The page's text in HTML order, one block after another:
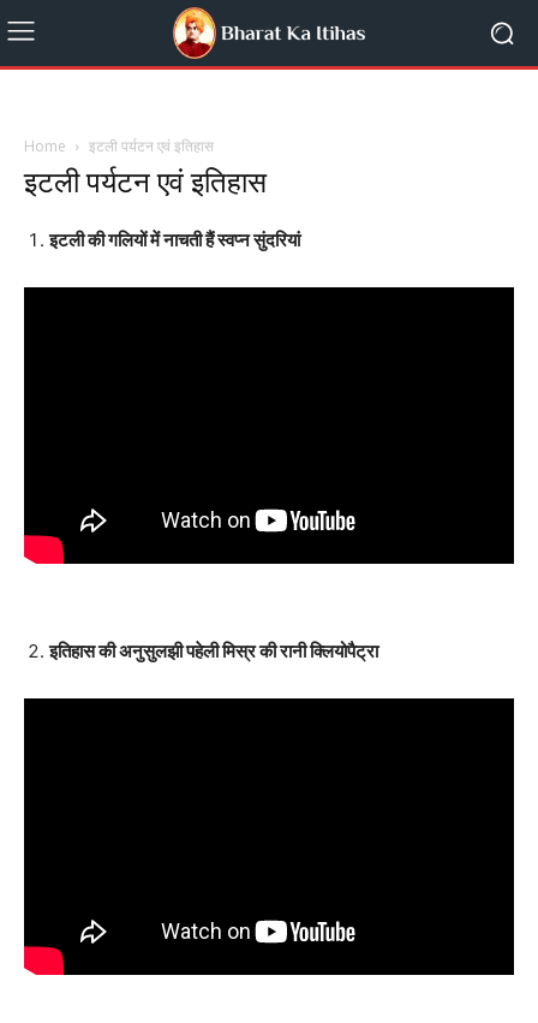
Home इटली पर्यटन एवं इतिहास
इटली पर्यटन एवं इतिहास
इटली की गलियों में नाचती हैं स्वप्न सुंदरियां
इतिहास की अनुसुलझी पहेली मिस्र की रानी क्लियोपैट्रा